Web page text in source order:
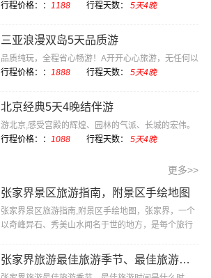
格实惠
行程价格：： 1188 行程天数： 5天4晚
三亚浪漫双岛5天品质游
品质纯玩，全程省心畅游！A开开心心旅游，无任何以
购物为目的的强···
行程价格：： 1888 行程天数： 5天4晚
北京经典5天4晚结伴游
游北京,感受宫殿的辉煌、园林的气派、长城的宏伟。
感受现代化国际···
行程价格：： 1088 行程天数： 5天4晚
更多>>
张家界景区旅游指南，附景区手绘地图
张家界景区旅游指南,附景区手绘地图，张家界，一个
以奇峰异石、秀美山水闻名于世的地方，是每个旅行
的···
张家界旅游最佳旅游季节、最佳旅游时间是什么时候？